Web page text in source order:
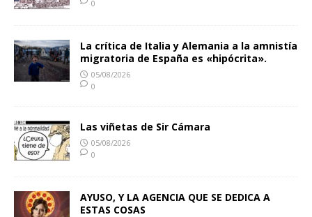
0
La crítica de Italia y Alemania a la amnistía
migratoria de España es «hipócrita».
05/08/2026
0
Las viñetas de Sir Cámara
05/08/2026
0
AYUSO, Y LA AGENCIA QUE SE DEDICA A
ESTAS COSAS